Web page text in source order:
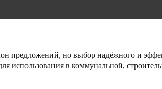
предложений, но выбор надёжного и
использования в коммунальной,